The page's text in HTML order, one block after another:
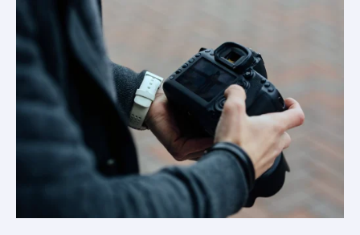
Hemat
untuk
Segala
Acara